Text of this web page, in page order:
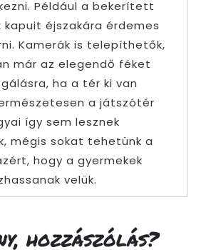
Például a bekerített
éjszakára érdemes
Kamerák is telepíthetők,
már az elegendő féket
ha a tér ki van
a játszótér
így sem lesznek
mégis sokat tehetünk a
hogy a gyermekek
velük.
hozzászólás?